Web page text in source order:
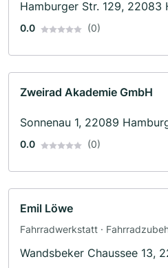
Hamburger Str. 129, 22083
0.0 (0)
Zweirad Akademie GmbH
Sonnenau 1, 22089
0.0 (0)
Emil Löwe
Fahrradwerkstatt ·
Wandsbeker Chaussee 13,